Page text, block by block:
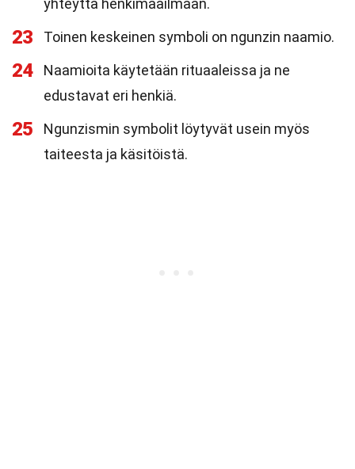
yhteyttä henkimaailmaan.
23 Toinen keskeinen symboli on ngunzin naamio.
24
Naamioita käytetään rituaaleissa ja ne
edustavat eri henkiä.
25
Ngunzismin symbolit löytyvät usein myös
taiteesta ja käsitöistä.